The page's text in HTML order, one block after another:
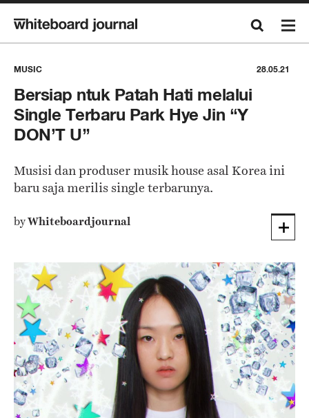
MUSIC 28.05.21
Bersiap ntuk Patah Hati melalui
Single Terbaru Park Hye Jin “Y
DON’T U”
Musisi dan produser musik house asal Korea ini
baru saja merilis single terbarunya.
byWhiteboardjournal